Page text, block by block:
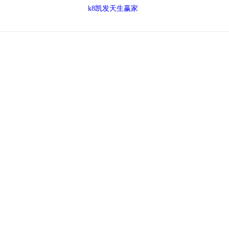
k8凯发天生赢家